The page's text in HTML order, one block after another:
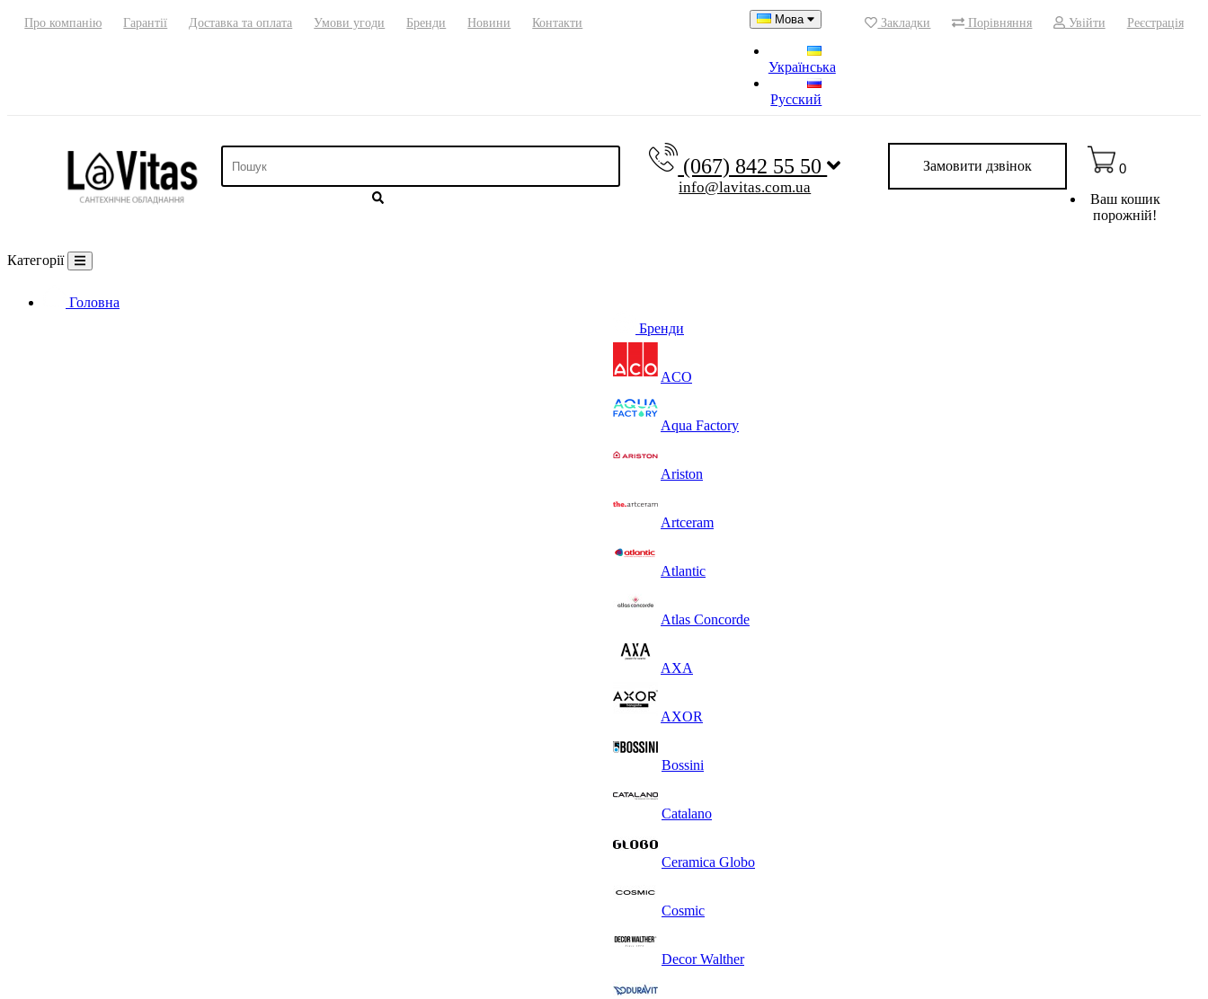
Про компанію Гарантії Доставка та оплата Умови угоди Бренди Новини Контакти Мова
Українська
Русский
Закладки Порівняння Увійти Реєстрація
(067) 842 55 50
info@lavitas.com.ua
Замовити дзвінок
0
Ваш кошик
порожній!
Категорії
Головна
Бренди
ACO
Aqua Factory
Ariston
Artceram
Atlantic
Atlas Concorde
AXA
AXOR
Bossini
Catalano
Ceramica Globo
Cosmic
Decor Walther